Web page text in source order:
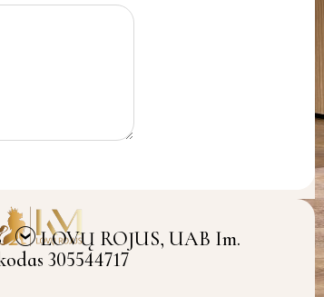
LOVŲ ROJUS, UAB Im.
305544717